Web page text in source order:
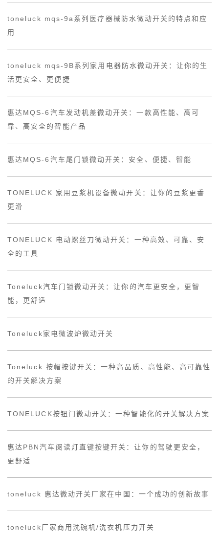
toneluck mqs-9a系列医疗器械防水微动开关的特点和应
用
toneluck mqs-9B系列家用电器防水微动开关：让你的生
活更安全、更便捷
惠达MQS-6汽车发动机盖微动开关：一款高性能、高可
靠、高安全的智能产品
惠达MQS-6汽车尾门锁微动开关：安全、便捷、智能
TONELUCK 家用豆浆机设备微动开关：让你的豆浆更香
更滑
TONELUCK 电动螺丝刀微动开关：一种高效、可靠、安
全的工具
Toneluck汽车门锁微动开关：让你的汽车更安全，更智
能，更舒适
Toneluck家电微波炉微动开关
Toneluck 按帽按键开关：一种高品质、高性能、高可靠性
的开关解决方案
TONELUCK按钮门微动开关：一种智能化的开关解决方案
惠达PBN汽车阅读灯直键按键开关：让你的驾驶更安全，
更舒适
toneluck 惠达微动开关厂家在中国：一个成功的创新故事
toneluck厂家商用洗碗机/洗衣机压力开关